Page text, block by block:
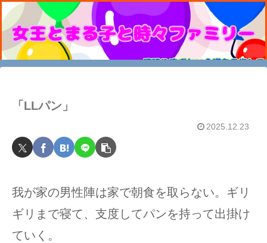
「LLパン」
2025.12.23
我が家の男性陣は家で朝食を取らない。ギリ
ギリまで寝て、支度してパンを持って出掛け
ていく。